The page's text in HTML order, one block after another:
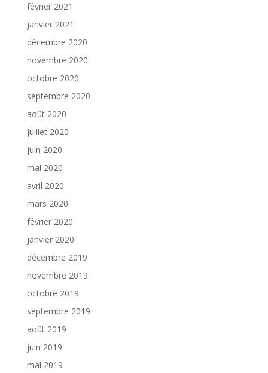
février 2021
janvier 2021
décembre 2020
novembre 2020
octobre 2020
septembre 2020
août 2020
juillet 2020
juin 2020
mai 2020
avril 2020
mars 2020
février 2020
janvier 2020
décembre 2019
novembre 2019
octobre 2019
septembre 2019
août 2019
juin 2019
mai 2019